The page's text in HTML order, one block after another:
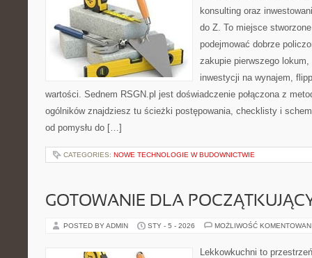
konsulting oraz
do Z. To miejsce
podejmować dobrze
zakupie pierwszego
inwestycji na wynajem,
wartości. Sednem RSGN.pl jest doświadczenie połączona z
ogólników znajdziesz tu ścieżki postępowania, checklisty i
od pomysłu do […]
CATEGORIES: NOWE TECHNOLOGIE W BUDOWNICTWIE
GOTOWANIE DLA
POSTED BY ADMIN STY - 5 - 2026 MOŻLIWOŚĆ
Lekkowkuchni to